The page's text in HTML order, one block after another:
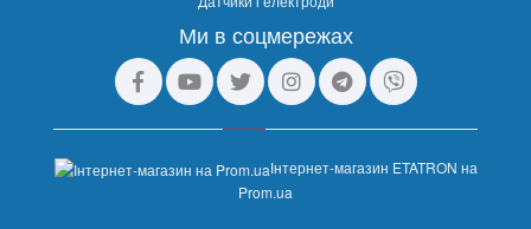
Ми в соцмережах
Інтернет-магазин ETATRON на
Prom.ua